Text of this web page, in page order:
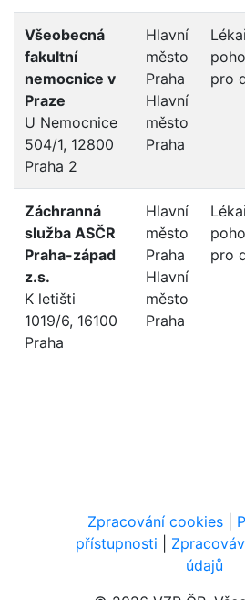
Všeobecná
fakultní
nemocnice v
Praze
U Nemocnice
504/1, 12800
Praha 2
Hlavní
město
Praha
Hlavní
město
Praha
pro
Záchranná
služba ASČR
Praha-západ
z.s.
K letišti
1019/6, 16100
Praha
Hlavní
město
Praha
Hlavní
město
Praha
pro
Zpracování cookies
přístupnosti
údajů